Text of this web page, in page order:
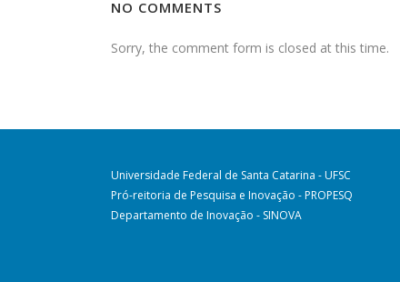
NO COMMENTS
Sorry, the comment form is closed at this time.
Universidade Federal de Santa Catarina - UFSC
Pró-reitoria de Pesquisa e Inovação - PROPESQ
Departamento de Inovação - SINOVA